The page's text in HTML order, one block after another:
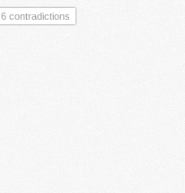
6 contradictions